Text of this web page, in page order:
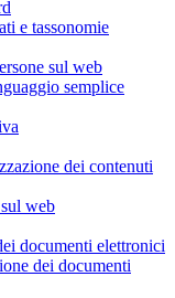
e tassonomie
sul web
semplice
dei contenuti
web
documenti elettronici
dei documenti